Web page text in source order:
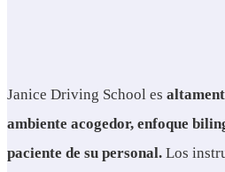
Janice Driving School es
ambiente acogedor, enfoque
paciente de su personal. Los